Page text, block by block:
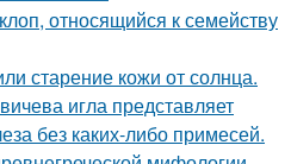
относящийся к семейству
старение кожи от солнца.
игла представляет
без каких-либо примесей.